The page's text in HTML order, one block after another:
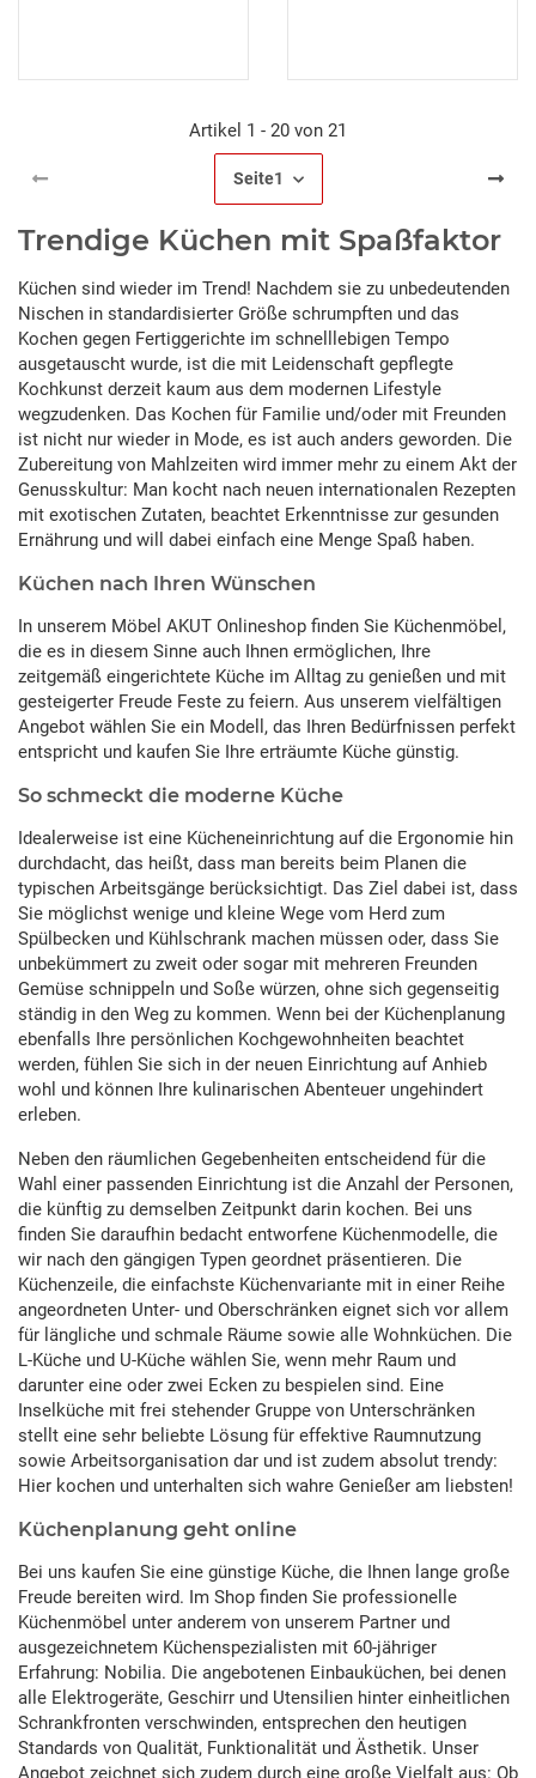
Artikel 1 - 20 von 21
Seite1
Trendige Küchen mit Spaßfaktor
Küchen sind wieder im Trend! Nachdem sie zu unbedeutenden
Nischen in standardisierter Größe schrumpften und das
Kochen gegen Fertiggerichte im schnelllebigen Tempo
ausgetauscht wurde, ist die mit Leidenschaft gepflegte
Kochkunst derzeit kaum aus dem modernen Lifestyle
wegzudenken. Das Kochen für Familie und/oder mit Freunden
ist nicht nur wieder in Mode, es ist auch anders geworden. Die
Zubereitung von Mahlzeiten wird immer mehr zu einem Akt der
Genusskultur: Man kocht nach neuen internationalen Rezepten
mit exotischen Zutaten, beachtet Erkenntnisse zur gesunden
Ernährung und will dabei einfach eine Menge Spaß haben.
Küchen nach Ihren Wünschen
In unserem Möbel AKUT Onlineshop finden Sie Küchenmöbel,
die es in diesem Sinne auch Ihnen ermöglichen, Ihre
zeitgemäß eingerichtete Küche im Alltag zu genießen und mit
gesteigerter Freude Feste zu feiern. Aus unserem vielfältigen
Angebot wählen Sie ein Modell, das Ihren Bedürfnissen perfekt
entspricht und kaufen Sie Ihre erträumte Küche günstig.
So schmeckt die moderne Küche
Idealerweise ist eine Kücheneinrichtung auf die Ergonomie hin
durchdacht, das heißt, dass man bereits beim Planen die
typischen Arbeitsgänge berücksichtigt. Das Ziel dabei ist, dass
Sie möglichst wenige und kleine Wege vom Herd zum
Spülbecken und Kühlschrank machen müssen oder, dass Sie
unbekümmert zu zweit oder sogar mit mehreren Freunden
Gemüse schnippeln und Soße würzen, ohne sich gegenseitig
ständig in den Weg zu kommen. Wenn bei der Küchenplanung
ebenfalls Ihre persönlichen Kochgewohnheiten beachtet
werden, fühlen Sie sich in der neuen Einrichtung auf Anhieb
wohl und können Ihre kulinarischen Abenteuer ungehindert
erleben.
Neben den räumlichen Gegebenheiten entscheidend für die
Wahl einer passenden Einrichtung ist die Anzahl der Personen,
die künftig zu demselben Zeitpunkt darin kochen. Bei uns
finden Sie daraufhin bedacht entworfene Küchenmodelle, die
wir nach den gängigen Typen geordnet präsentieren. Die
Küchenzeile, die einfachste Küchenvariante mit in einer Reihe
angeordneten Unter- und Oberschränken eignet sich vor allem
für längliche und schmale Räume sowie alle Wohnküchen. Die
L-Küche und U-Küche wählen Sie, wenn mehr Raum und
darunter eine oder zwei Ecken zu bespielen sind. Eine
Inselküche mit frei stehender Gruppe von Unterschränken
stellt eine sehr beliebte Lösung für effektive Raumnutzung
sowie Arbeitsorganisation dar und ist zudem absolut trendy:
Hier kochen und unterhalten sich wahre Genießer am liebsten!
Küchenplanung geht online
Bei uns kaufen Sie eine günstige Küche, die Ihnen lange große
Freude bereiten wird. Im Shop finden Sie professionelle
Küchenmöbel unter anderem von unserem Partner und
ausgezeichnetem Küchenspezialisten mit 60-jähriger
Erfahrung: Nobilia. Die angebotenen Einbauküchen, bei denen
alle Elektrogeräte, Geschirr und Utensilien hinter einheitlichen
Schrankfronten verschwinden, entsprechen den heutigen
Standards von Qualität, Funktionalität und Ästhetik. Unser
Angebot zeichnet sich zudem durch eine große Vielfalt aus: Ob